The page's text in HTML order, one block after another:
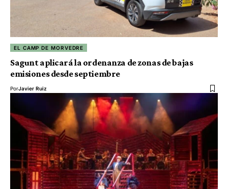
EL CAMP DE MORVEDRE
Sagunt aplicará la ordenanza de zonas de bajas
emisiones desde septiembre
PorJavier Ruiz